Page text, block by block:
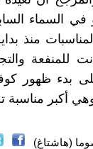
في السماء
منذ
للمنفعة
بدء ظهور
أكبر مناسبة
(هاشتاغ)